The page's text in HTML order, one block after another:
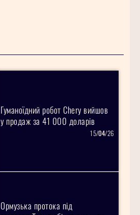
Гуманоїдний робот Chery вийшов
у продаж за 41 000 доларів
15/04/26
Ормузька протока під